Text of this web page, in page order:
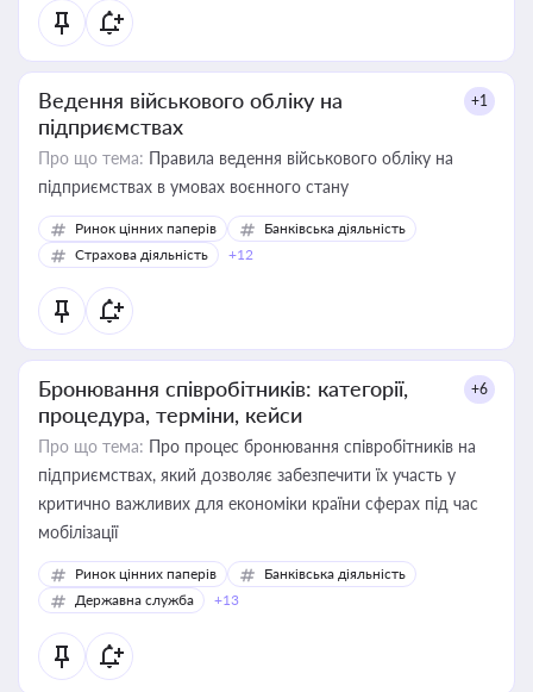
Ведення військового обліку на
підприємствах
+1
Про що тема: Правила ведення військового обліку на
підприємствах в умовах воєнного стану
Ринок цінних паперів
Банківська діяльність
Страхова діяльність
+12
Бронювання співробітників: категорії,
процедура, терміни, кейси
+6
Про що тема: Про процес бронювання співробітників на
підприємствах, який дозволяє забезпечити їх участь у
критично важливих для економіки країни сферах під час
мобілізації
Ринок цінних паперів
Банківська діяльність
Державна служба
+13